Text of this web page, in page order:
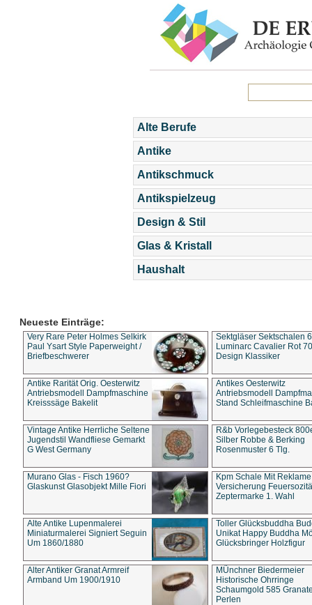
Alte Berufe
Antike
Antikschmuck
Antikspielzeug
Design & Stil
Glas & Kristall
Haushalt
Neueste Einträge:
Very Rare Peter Holmes Selkirk
Paul Ysart Style Paperweight /
Briefbeschwerer
Sektgläser Sektschalen
Luminarc Cavalier Rot
Design Klassiker
Antike Rarität Orig. Oesterwitz
Antriebsmodell Dampfmaschine
Kreisssäge Bakelit
Antikes Oesterwitz
Antriebsmodell
Stand Schleifmaschine
Vintage Antike Herrliche Seltene
Jugendstil Wandfliese Gemarkt
G West Germany
R&b Vorlegebesteck
Silber Robbe & Berking
Rosenmuster 6 Tlg.
Murano Glas - Fisch 1960?
Glaskunst Glasobjekt Mille Fiori
Kpm Schale Mit Reklame
Versicherung
Zeptermarke 1. Wahl
Alte Antike Lupenmalerei
Miniaturmalerei Signiert Seguin
Um 1860/1880
Toller Glücksbuddha
Unikat Happy Buddha
Glücksbringer Holzfigur
Alter Antiker Granat Armreif
Armband Um 1900/1910
MÜnchner Biedermeier
Historische Ohrringe
Schaumgold 585
Perlen